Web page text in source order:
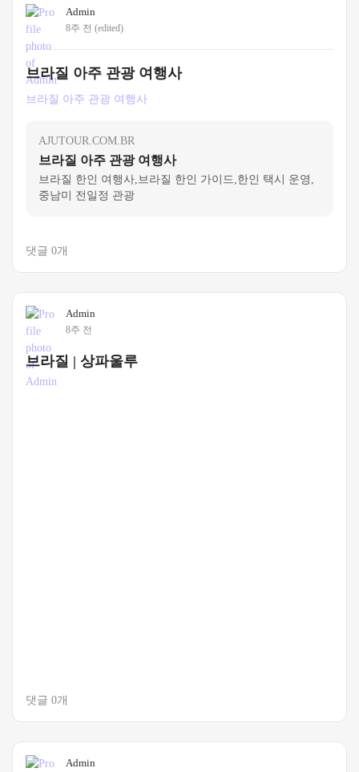
Admin
8주 전 (edited)
브라질 아주 관광 여행사
브라질 아주 관광 여행사
AJUTOUR.COM.BR
브라질 아주 관광 여행사
브라질 한인 여행사,브라질 한인 가이드,한인 택시 운영,
중남미 전일정 관광
댓글 0개
Admin
8주 전
브라질 | 상파울루
댓글 0개
Admin